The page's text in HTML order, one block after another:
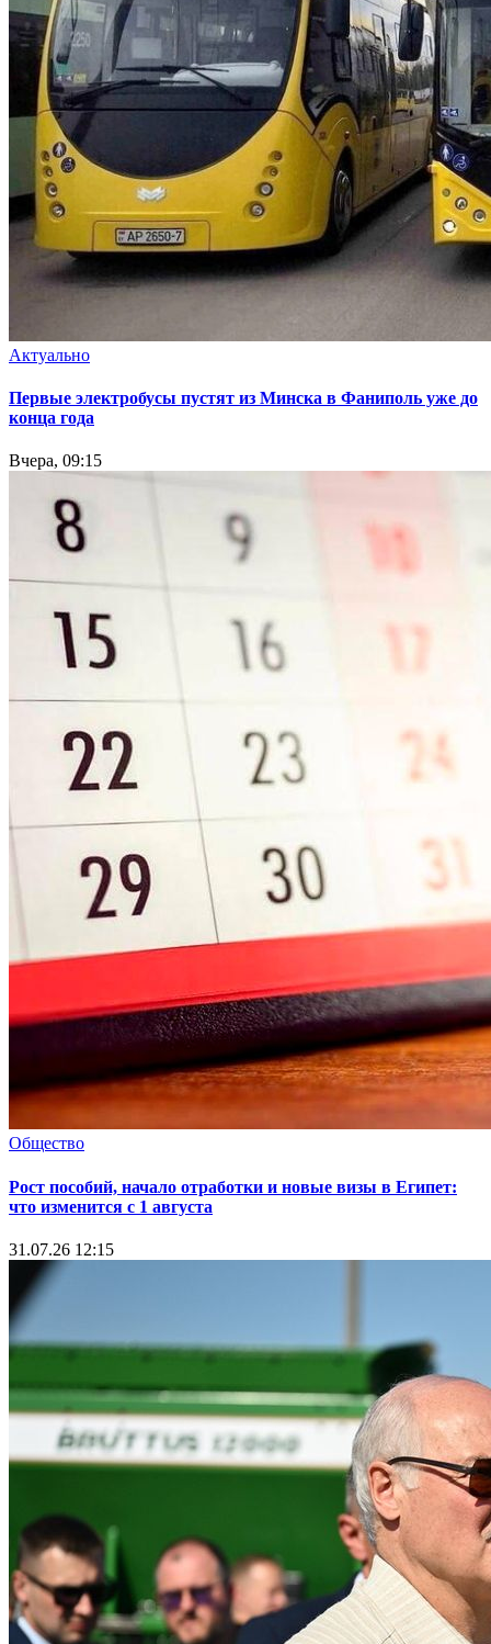
Актуально
Первые электробусы пустят из Минска в Фаниполь уже до
конца года
Вчера, 09:15
Общество
Рост пособий, начало отработки и новые визы в Египет:
что изменится с 1 августа
31.07.26 12:15